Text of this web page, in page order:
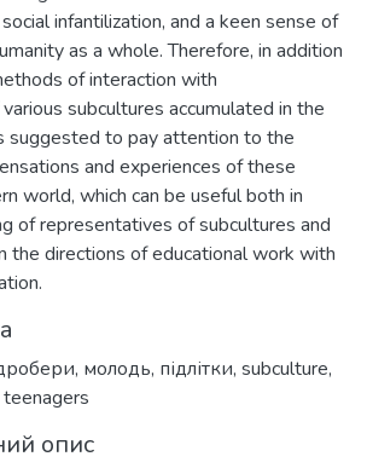
infantilization, and a keen sense of
as a whole. Therefore, in addition
of interaction with
subcultures accumulated in the
suggested to pay attention to the
and experiences of these
world, which can be useful both in
of representatives of subcultures and
the directions of educational work with
, молодь, підлітки, subculture,
teenagers
опис